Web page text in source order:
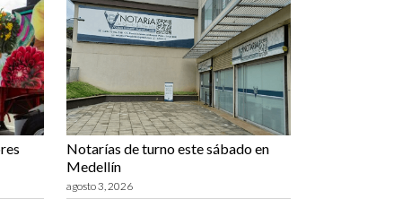
Notarías de turno este sábado en
Medellín
agosto 3, 2026